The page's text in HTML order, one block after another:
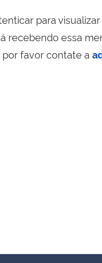
para
recebendo essa
favor contate a